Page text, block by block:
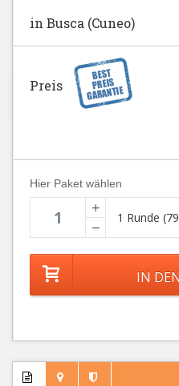
in Busca (Cuneo)
Preis
Hier Paket wählen
+
−